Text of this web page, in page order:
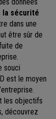
la sécurité
dans une
être sûr de
de
souci
est le moyen
les objectifs
découvrez